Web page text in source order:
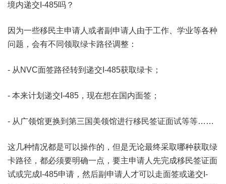
境内递交I-485吗？
因为一些移民主申请人或者副申请人由于工作、学业等各种
问题，会有不同领取绿卡路径调整：
- 从NVC面签路径转到递交I-485获取绿卡；
- 本来计划递交I-485，现在想在国内面签；
- 从广领馆更换到第三国美领馆进行移民签证面试等等……
这几种情况都是可以操作的，但是无论最终采取哪种获取绿
卡路径，都必须要明确一点，要主申请人先完成移民签证面
试或完成I-485申请，然后副申请人才可以走面签或递交I-